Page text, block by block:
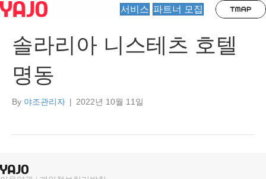
서비스 파트너 모집
솔라리아 니스테츠 호텔
명동
By 야조관리자 | 2022년 10월 11일